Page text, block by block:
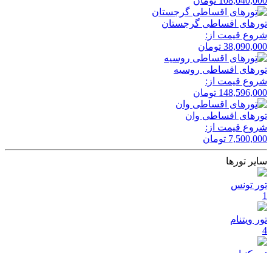
تور‌های اقساطی گرجستان
شروع قیمت از:
38,090,000 تومان
تور‌های اقساطی روسیه
شروع قیمت از:
148,596,000 تومان
تور‌های اقساطی وان
شروع قیمت از:
7,500,000 تومان
سایر تورها
تور تونس
1
تور ویتنام
4